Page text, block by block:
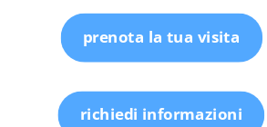
prenota la tua visita
richiedi informazioni